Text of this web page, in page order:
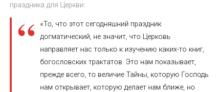
праздника для Церкви:
«То, что этот сегодняшний праздник
догматический, не значит, что Церковь
направляет нас только к изучению каких-то книг,
богословских трактатов. Это нам показывает,
прежде всего, то величие Тайны, которую Господь
нам открывает, которую делает нам ближе, но